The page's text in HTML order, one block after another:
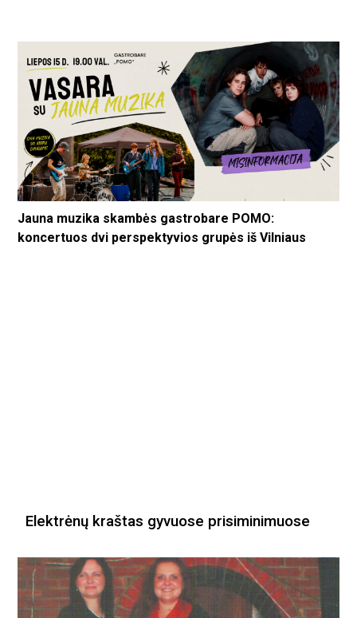
Jauna muzika skambės gastrobare POMO:
koncertuos dvi perspektyvios grupės iš Vilniaus
Elektrėnų kraštas gyvuose prisiminimuose